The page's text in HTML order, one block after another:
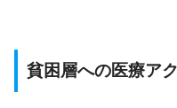
貧困層への医療ア